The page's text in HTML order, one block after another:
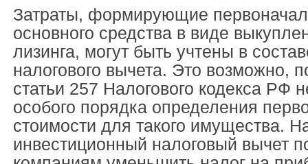
Затраты, формирующие
основного средства в виде
лизинга, могут быть учтены в
налогового вычета. Это возможно,
статьи 257 Налогового кодекса РФ
особого порядка определения
стоимости для такого имущества.
инвестиционный налоговый вычет